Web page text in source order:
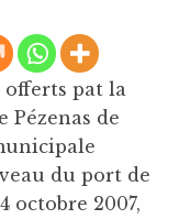
pat la
de
du port de
octobre 2007,